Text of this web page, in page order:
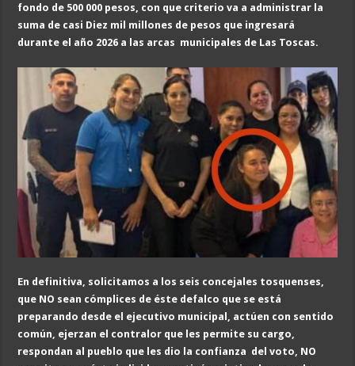
fondo de 500 000 pesos, con que criterio va a administrar la
suma de casi Diez mil millones de pesos que ingresará
durante el año 2026 a las arcas municipales de Las Toscas.
En definitiva, solicitamos a los seis concejales tosquenses,
que NO sean cómplices de éste defalco que se está
preparando desde el ejecutivo municipal, actúen con sentido
común, ejerzan el contralor que les permite su cargo,
respondan al pueblo que les dio la confianza del voto, NO